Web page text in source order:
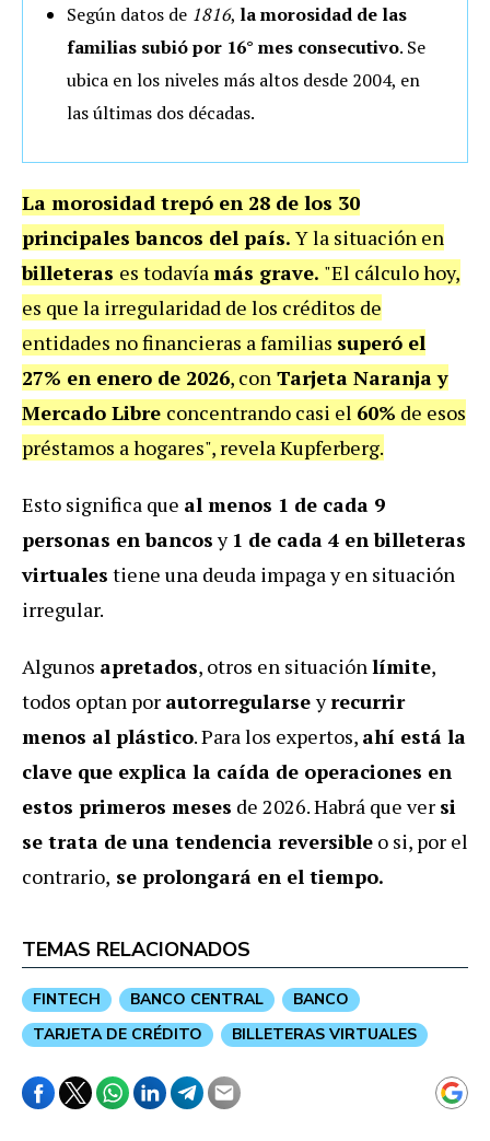
Según datos de 1816, la morosidad de las
familias subió por 16° mes consecutivo. Se
ubica en los niveles más altos desde 2004, en
las últimas dos décadas.
La morosidad trepó en 28 de los 30
principales bancos del país. Y la situación en
billeteras es todavíamás grave. "El cálculo hoy,
es que la irregularidad de los créditos de
entidades no financieras a familias superó el
27% en enero de 2026, con Tarjeta Naranja y
Mercado Libre concentrando casi el 60% de esos
préstamos a hogares", revela Kupferberg.
Esto significa que al menos 1 de cada 9
personas en bancosy 1 de cada 4 en billeteras
virtuales tiene una deuda impaga y en situación
irregular.
Algunos apretados, otros en situaciónlímite,
todos optan por autorregularseyrecurrir
menos al plástico. Para los expertos, ahí está la
clave que explica la caída de operaciones en
estos primeros meses de 2026. Habrá que ver si
se trata de una tendencia reversible o si, por el
contrario, se prolongará en el tiempo.
TEMAS RELACIONADOS
FINTECH BANCO CENTRAL
BANCO
TARJETA DE CRÉDITO
BILLETERAS VIRTUALES